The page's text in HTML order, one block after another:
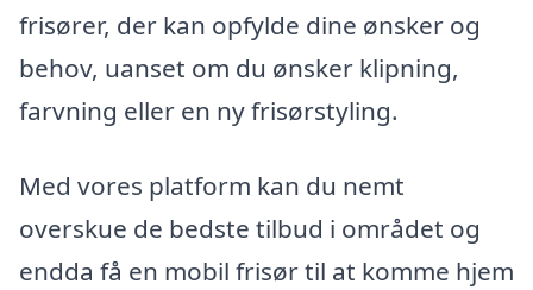
frisører, der kan opfylde dine ønsker og
behov, uanset om du ønsker klipning,
farvning eller en ny frisørstyling.
Med vores platform kan du nemt
overskue de bedste tilbud i området og
endda få en mobil frisør til at komme hjem